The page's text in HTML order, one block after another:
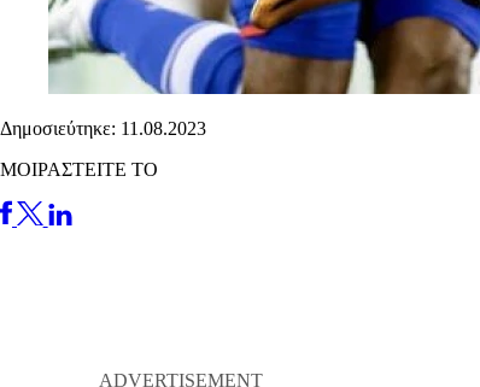
Δημοσιεύτηκε: 11.08.2023
ΜΟΙΡΑΣΤΕΙΤΕ ΤΟ